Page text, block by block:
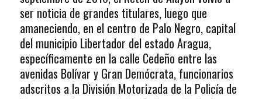
ser noticia de grandes titulares, luego que
amaneciendo, en el centro de Palo Negro, capital
del municipio Libertador del estado Aragua,
específicamente en la calle Cedeño entre las
avenidas Bolívar y Gran Demócrata, funcionarios
adscritos a la División Motorizada de la Policía de